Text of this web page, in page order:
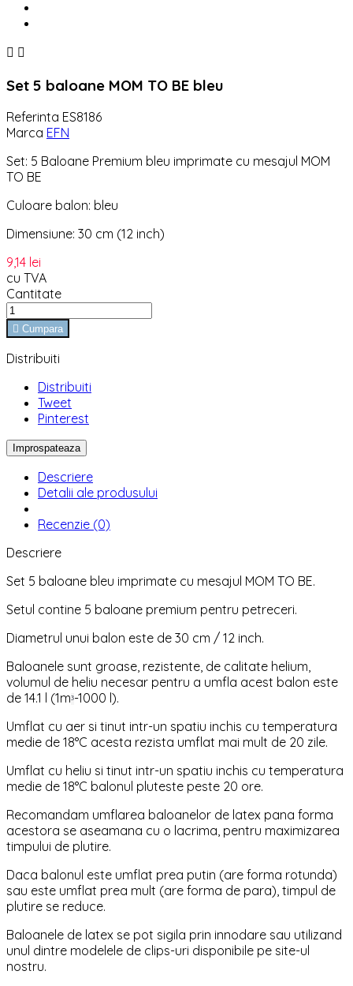
 
Set 5 baloane MOM TO BE bleu
Referinta ES8186
Marca EFN
Set: 5 Baloane Premium bleu imprimate cu mesajul MOM
TO BE
Culoare balon: bleu
Dimensiune: 30 cm (12 inch)
9,14 lei
cu TVA
Cantitate
 Cumpara
Distribuiti
Distribuiti
Tweet
Pinterest
Descriere
Detalii ale produsului
Recenzie (0)
Descriere
Set 5 baloane bleu imprimate cu mesajul MOM TO BE.
Setul contine 5 baloane premium pentru petreceri.
Diametrul unui balon este de 30 cm / 12 inch.
Baloanele sunt groase, rezistente, de calitate helium,
volumul de heliu necesar pentru a umfla acest balon este
de 14.1 l (1m³-1000 l).
Umflat cu aer si tinut intr-un spatiu inchis cu temperatura
medie de 18°C acesta rezista umflat mai mult de 20 zile.
Umflat cu heliu si tinut intr-un spatiu inchis cu temperatura
medie de 18°C balonul pluteste peste 20 ore.
Recomandam umflarea baloanelor de latex pana forma
acestora se aseamana cu o lacrima, pentru maximizarea
timpului de plutire.
Daca balonul este umflat prea putin (are forma rotunda)
sau este umflat prea mult (are forma de para), timpul de
plutire se reduce.
Baloanele de latex se pot sigila prin innodare sau utilizand
unul dintre modelele de clips-uri disponibile pe site-ul
nostru.